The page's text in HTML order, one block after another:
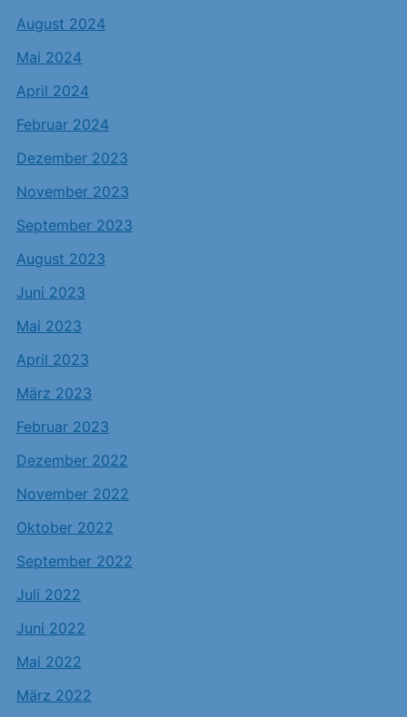
August 2024
Mai 2024
April 2024
Februar 2024
Dezember 2023
November 2023
September 2023
August 2023
Juni 2023
Mai 2023
April 2023
März 2023
Februar 2023
Dezember 2022
November 2022
Oktober 2022
September 2022
Juli 2022
Juni 2022
Mai 2022
März 2022